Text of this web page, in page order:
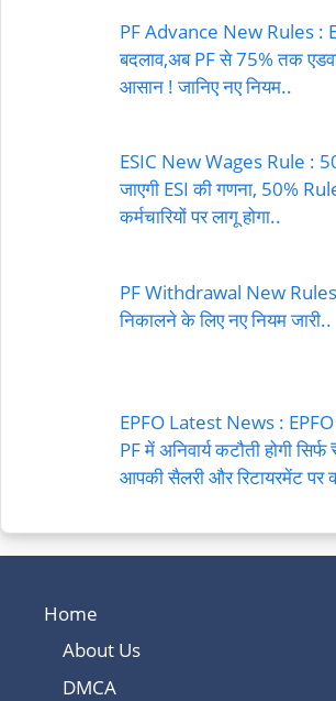
PF Advance New Rules :
बदलाव,अब PF से 75% तक
आसान ! जानिए नए नियम..
ESIC New Wages Rule :
जाएगी ESI की गणना, 50%
कर्मचारियों पर लागू होगा..
PF Withdrawal New Rules
निकालने के लिए नए नियम जारी..
EPFO Latest News :
PF में अनिवार्य कटौती होगी
आपकी सैलरी और रिटायरमेंट पर
Home
About Us
DMCA